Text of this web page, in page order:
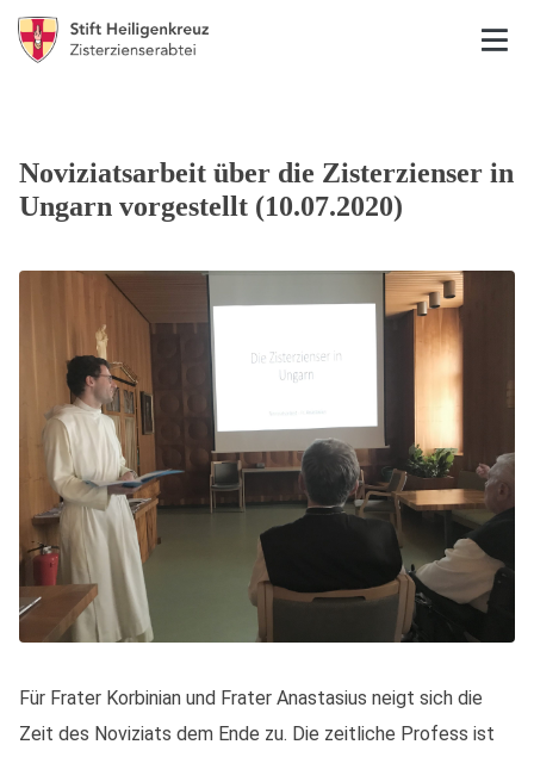
Noviziatsarbeit über die Zisterzienser in
Ungarn vorgestellt (10.07.2020)
Für Frater Korbinian und Frater Anastasius neigt sich die
Zeit des Noviziats dem Ende zu. Die zeitliche Profess ist